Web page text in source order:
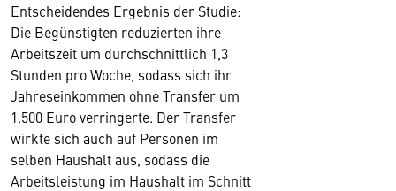
Entscheidendes Ergebnis der Studie:
Die Begünstigten reduzierten ihre
Arbeitszeit um durchschnittlich 1,3
Stunden pro Woche, sodass sich ihr
Jahreseinkommen ohne Transfer um
1.500 Euro verringerte. Der Transfer
wirkte sich auch auf Personen im
selben Haushalt aus, sodass die
Arbeitsleistung im Haushalt im Schnitt